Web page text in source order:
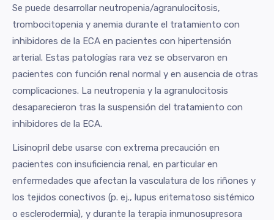
Se puede desarrollar neutropenia/agranulocitosis,
trombocitopenia y anemia durante el tratamiento con
inhibidores de la ECA en pacientes con hipertensión
arterial. Estas patologías rara vez se observaron en
pacientes con función renal normal y en ausencia de otras
complicaciones. La neutropenia y la agranulocitosis
desaparecieron tras la suspensión del tratamiento con
inhibidores de la ECA.
Lisinopril debe usarse con extrema precaución en
pacientes con insuficiencia renal, en particular en
enfermedades que afectan la vasculatura de los riñones y
los tejidos conectivos (p. ej., lupus eritematoso sistémico
o esclerodermia), y durante la terapia inmunosupresora